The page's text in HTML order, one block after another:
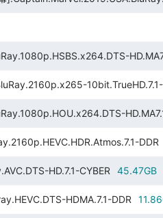
DDR
HD.7.1-CYBER 45.47GB
HDMA.7.1-DDR